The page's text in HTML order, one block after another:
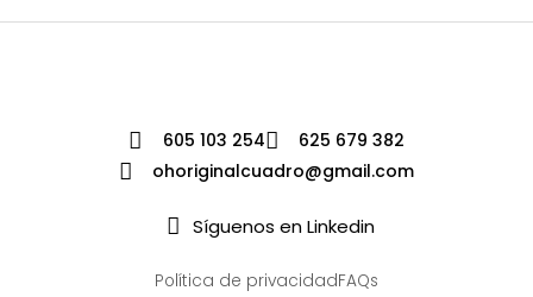
605 103 254
625 679 382
ohoriginalcuadro@gmail.com
Síguenos en Linkedin
Política de privacidadFAQs